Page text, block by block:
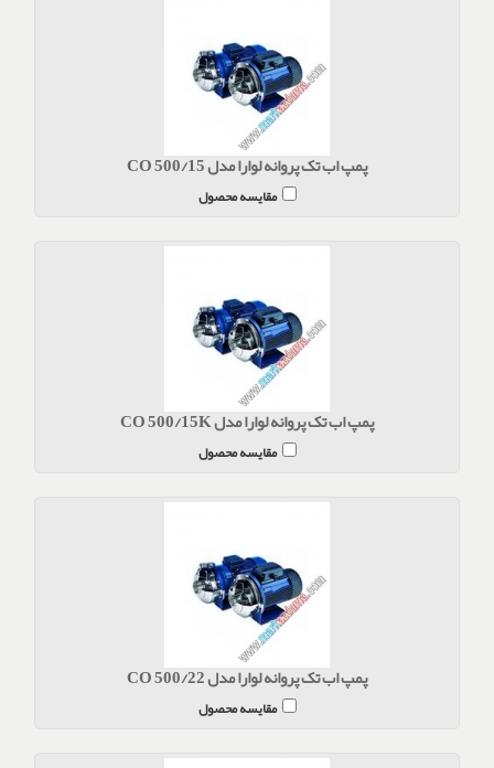
پمپ اب تک پروانه لوارا مدل CO 500/15
مقایسه محصول
پمپ اب تک پروانه لوارا مدل CO 500/15K
مقایسه محصول
پمپ اب تک پروانه لوارا مدل CO 500/22
مقایسه محصول